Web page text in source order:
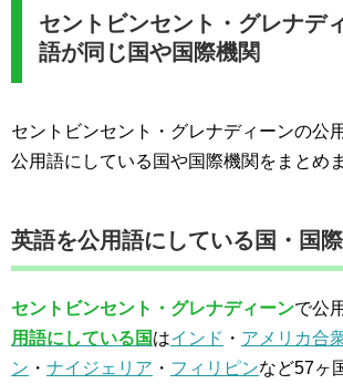
セントビンセント・グレナデ
語が同じ国や国際機関
セントビンセント・グレナディーンの公
公用語にしている国や国際機関をまとめ
英語を公用語にしている国・国
セントビンセント・グレナディーンで公
用語にしている国はインド ・ アメリカ合
ン ・ ナイジェリア ・ フィリピンなど57ヶ